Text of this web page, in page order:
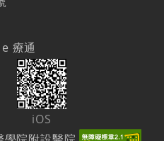
療通
iOS